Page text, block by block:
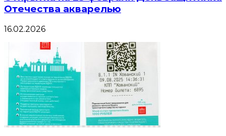
Отечества акварелью
16.02.2026